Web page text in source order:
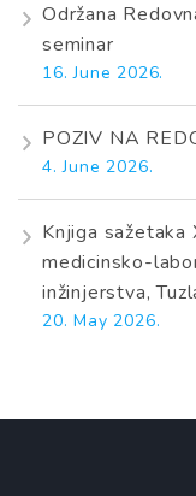
Održana
seminar
16. June 2026.
POZIV NA
4. June 2026.
Knjiga sažetaka
medicinsko-
inžinjerstva,
20. May 2026.